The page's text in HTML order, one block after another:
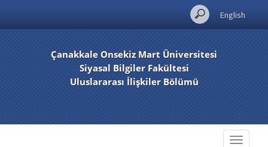
English
Çanakkale Onsekiz Mart Üniversitesi
Siyasal Bilgiler Fakültesi
Uluslararası İlişkiler Bölümü
Toggle